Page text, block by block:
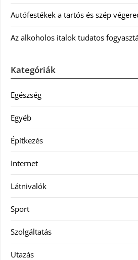
Autófestékek a tartós és szép
Az alkoholos italok tudatos
Kategóriák
Egészség
Egyéb
Építkezés
Internet
Látnivalók
Sport
Szolgáltatás
Utazás